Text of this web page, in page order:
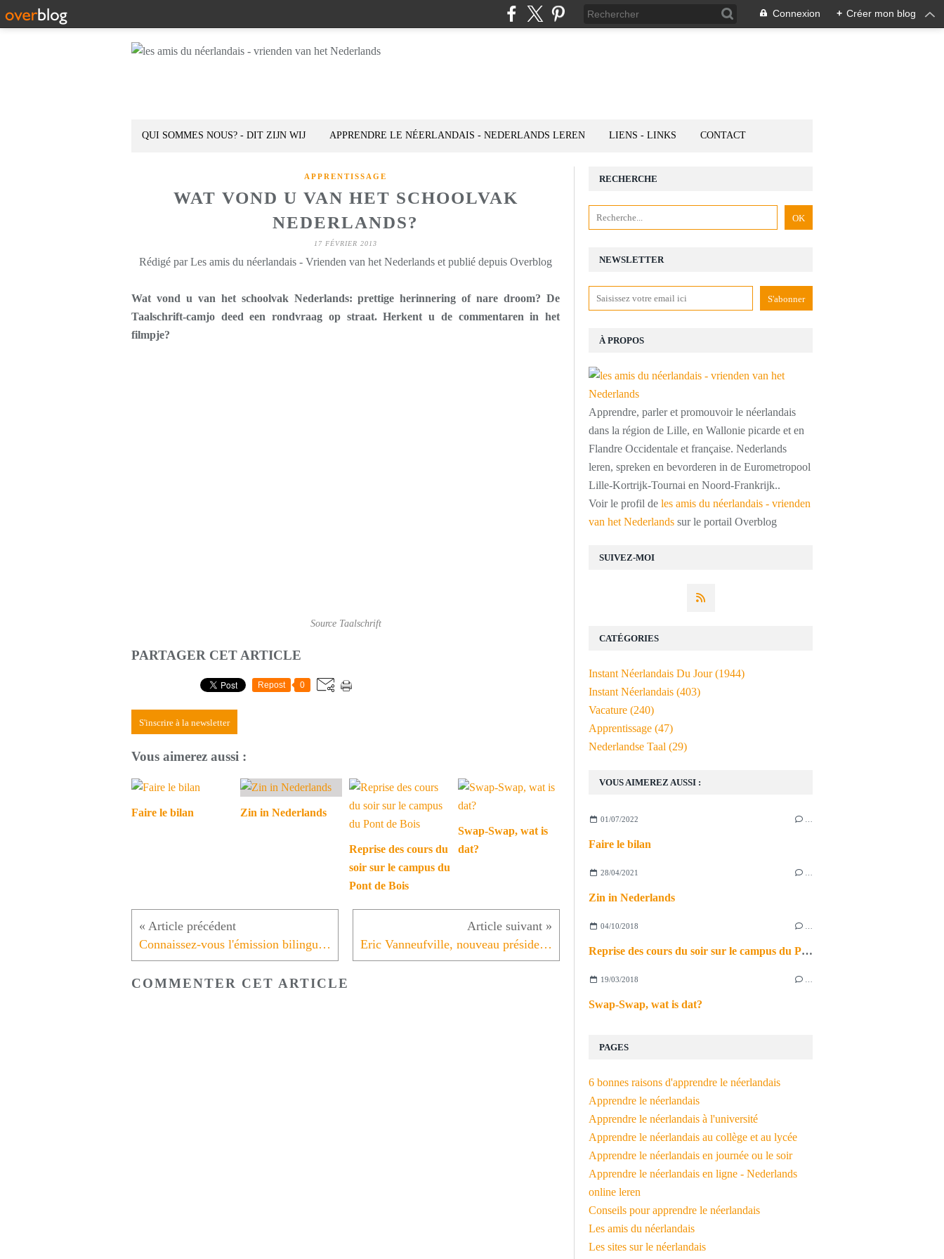
Connexion + Créer mon blog
QUI SOMMES NOUS? - DIT ZIJN WIJ APPRENDRE LE NÉERLANDAIS - NEDERLANDS LEREN LIENS - LINKS CONTACT
APPRENTISSAGE
WAT VOND U VAN HET SCHOOLVAK
NEDERLANDS?
17 FÉVRIER 2013
Rédigé par Les amis du néerlandais - Vrienden van het Nederlands et publié depuis Overblog
Wat vond u van het schoolvak Nederlands: prettige herinnering of nare droom? De
Taalschrift-camjo deed een rondvraag op straat. Herkent u de commentaren in het
filmpje?
Source Taalschrift
PARTAGER CET ARTICLE
Repost 0
S'inscrire à la newsletter
Vous aimerez aussi :
Faire le bilan Zin in Nederlands
Reprise des cours du
soir sur le campus du
Pont de Bois
Swap-Swap, wat is
dat?
Connaissez-vous l'émission bilingue et eurométropolitaine Transactua ? Eric Vanneufville, nouveau président de la Maison du Néerlandais
COMMENTER CET ARTICLE
NEWSLETTER
SUIVEZ-MOI
RECHERCHE
À PROPOS
Apprendre, parler et promouvoir le néerlandais
dans la région de Lille, en Wallonie picarde et en
Flandre Occidentale et française. Nederlands
leren, spreken en bevorderen in de Eurometropool
Lille-Kortrijk-Tournai en Noord-Frankrijk..
Voir le profil de les amis du néerlandais - vrienden
van het Nederlands sur le portail Overblog
VOUS AIMEREZ AUSSI :
01/07/2022
Faire le bilan
28/04/2021
Zin in Nederlands
04/10/2018
Reprise des cours du soir sur le campus du Pont de Bois
19/03/2018
Swap-Swap, wat is dat?
PAGES
6 bonnes raisons d'apprendre le néerlandais
Apprendre le néerlandais
Apprendre le néerlandais à l'université
Apprendre le néerlandais au collège et au lycée
Apprendre le néerlandais en journée ou le soir
Apprendre le néerlandais en ligne - Nederlands
online leren
Conseils pour apprendre le néerlandais
Les amis du néerlandais
Les sites sur le néerlandais
CATÉGORIES
Instant Néerlandais Du Jour(1944)
Instant Néerlandais (403)
Vacature (240)
Apprentissage (47)
Nederlandse Taal (29)